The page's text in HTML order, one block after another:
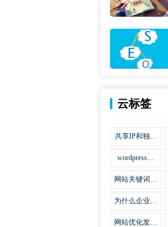
云标签
共享IP和独立
wordpress网
集插件
网站关键词优
么
为什么企业网
网站SEO优
网站优化发挥